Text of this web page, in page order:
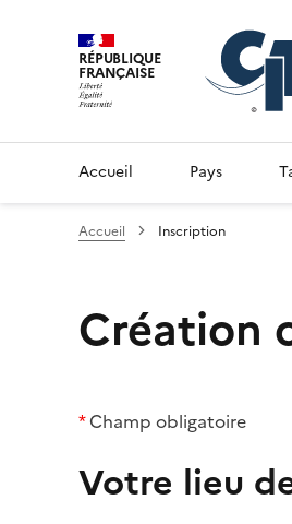
RÉPUBLIQUE
FRANÇAISE
Accueil Pays
Accueil Inscription
Création
*Champ obligatoire
Votre lieu